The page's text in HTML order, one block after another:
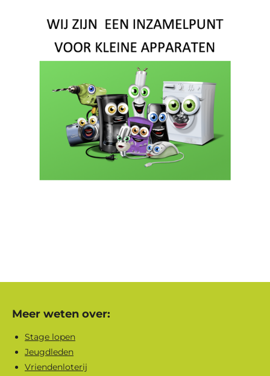
Meer weten over:
Stage lopen
Jeugdleden
Vriendenloterij